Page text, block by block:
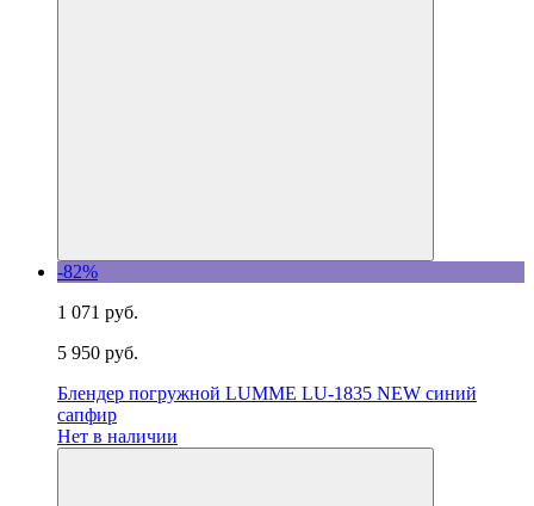
-82%
1 071 руб.
5 950 руб.
Блендер погружной LUMME LU-1835 NEW синий
сапфир
Нет в наличии